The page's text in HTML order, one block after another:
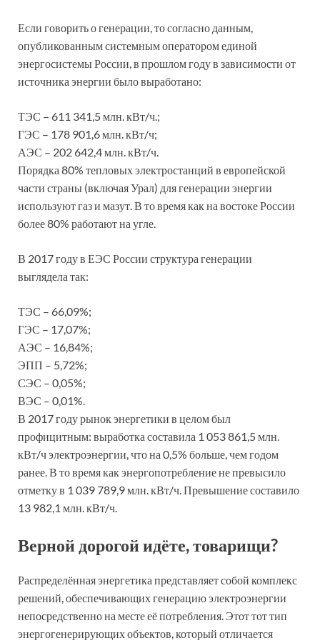
Если говорить о генерации, то согласно данным,
опубликованным системным оператором единой
энергосистемы России, в прошлом году в зависимости от
источника энергии было выработано:
ТЭС – 611 341,5 млн. кВт/ч.;
ГЭС – 178 901,6 млн. кВт/ч;
АЭС – 202 642,4 млн. кВт/ч.
Порядка 80% тепловых электростанций в европейской
части страны (включая Урал) для генерации энергии
используют газ и мазут. В то время как на востоке России
более 80% работают на угле.
В 2017 году в ЕЭС России структура генерации
выглядела так:
ТЭС – 66,09%;
ГЭС – 17,07%;
АЭС – 16,84%;
ЭПП – 5,72%;
СЭС – 0,05%;
ВЭС – 0,01%.
В 2017 году рынок энергетики в целом был
профицитным: выработка составила 1 053 861,5 млн.
кВт/ч электроэнергии, что на 0,5% больше, чем годом
ранее. В то время как энергопотребление не превысило
отметку в 1 039 789,9 млн. кВт/ч. Превышение составило
13 982,1 млн. кВт/ч.
Верной дорогой идёте, товарищи?
Распределённая энергетика представляет собой комплекс
решений, обеспечивающих генерацию электроэнергии
непосредственно на месте её потребления. Этот тот тип
энергогенерирующих объектов, который отличается